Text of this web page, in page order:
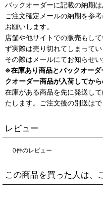
バックオーダーに記載の納期
ご注文確定メールの納期を参
お願いします。
店舗や他サイトでの販売もし
ず実際は売り切れてしまってい
その際はメールにてお知らせ
※在庫あり商品とバックオー
クオーダー商品が入荷してから
在庫がある商品を先に発送し
たします。ご注文後の別送はで
レビュー
0件のレビュー
この商品を買った人は、